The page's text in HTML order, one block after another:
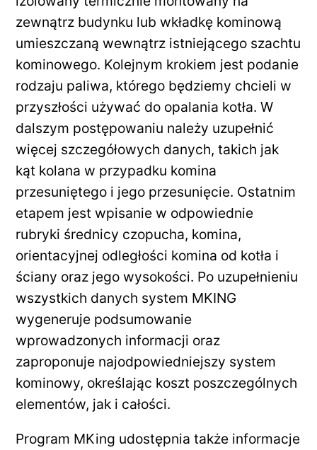
zewnątrz budynku lub wkładkę kominową
umieszczaną wewnątrz istniejącego szachtu
kominowego. Kolejnym krokiem jest podanie
rodzaju paliwa, którego będziemy chcieli w
przyszłości używać do opalania kotła. W
dalszym postępowaniu należy uzupełnić
więcej szczegółowych danych, takich jak
kąt kolana w przypadku komina
przesuniętego i jego przesunięcie. Ostatnim
etapem jest wpisanie w odpowiednie
rubryki średnicy czopucha, komina,
orientacyjnej odległości komina od kotła i
ściany oraz jego wysokości. Po uzupełnieniu
wszystkich danych system MKING
wygeneruje podsumowanie
wprowadzonych informacji oraz
zaproponuje najodpowiedniejszy system
kominowy, określając koszt poszczególnych
elementów, jak i całości.
Program MKing udostępnia także informacje